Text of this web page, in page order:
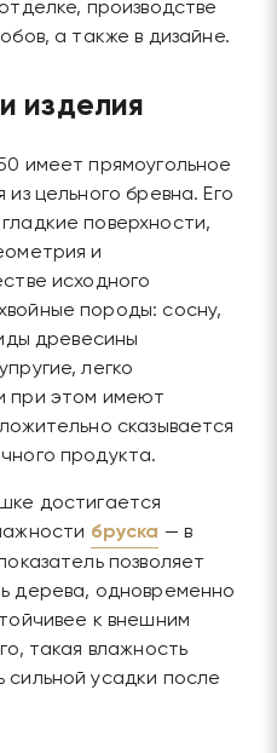
производстве
а также в дизайне.
изделия
имеет прямоугольное
цельного бревна. Его
поверхности,
и
исходного
породы: сосну,
древесины
легко
при этом имеют
сказывается
продукта.
достигается
бруска — в
позволяет
дерева, одновременно
к внешним
такая влажность
усадки после